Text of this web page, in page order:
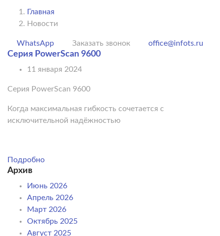
Главная
Новости
WhatsApp Заказать звонок office@infots.ru
Серия PowerScan 9600
11 января 2024
Серия PowerScan 9600
Когда максимальная гибкость сочетается с
исключительной надёжностью
Подробно
Архив
Июнь 2026
Апрель 2026
Март 2026
Октябрь 2025
Август 2025